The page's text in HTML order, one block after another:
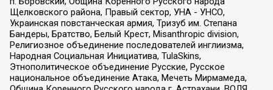
Щелковского района, Правый сектор, УНА - УНСО,
Украинская повстанческая армия, Тризуб им. Степана
Бандеры, Братство, Белый Крест, Misanthropic division,
Религиозное объединение последователей инглиизма,
Народная Социальная Инициатива, TulaSkins,
Этнополитическое объединение Русские, Русское
национальное объединение Атака, Мечеть Мирмамеда,